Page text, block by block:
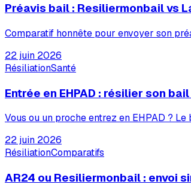
Préavis bail : Resiliermonbail vs
Comparatif honnête pour envoyer son
22 juin 2026
RésiliationSanté
Entrée en EHPAD : résilier son
Vous ou un proche entrez en EHPAD ?
22 juin 2026
RésiliationComparatifs
AR24 ou Resiliermonbail : envoi